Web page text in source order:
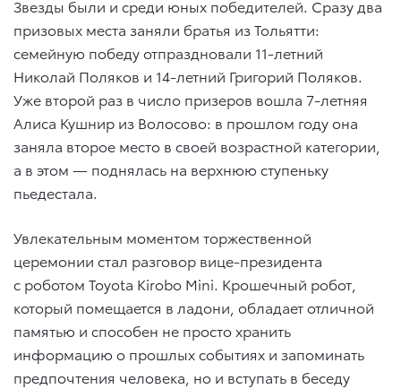
Звезды были и среди юных победителей. Сразу два
призовых места заняли братья из Тольятти:
семейную победу отпраздновали 11-летний
Николай Поляков и 14-летний Григорий Поляков.
Уже второй раз в число призеров вошла 7-летняя
Алиса Кушнир из Волосово: в прошлом году она
заняла второе место в своей возрастной категории,
а в этом — поднялась на верхнюю ступеньку
пьедестала.
Увлекательным моментом торжественной
церемонии стал разговор вице-президента
с роботом Toyota Kirobo Mini. Крошечный робот,
который помещается в ладони, обладает отличной
памятью и способен не просто хранить
информацию о прошлых событиях и запоминать
предпочтения человека, но и вступать в беседу